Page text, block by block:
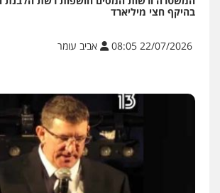
בהיקף חצי מיליארד
22/07/2026 08:05 אביב עומר